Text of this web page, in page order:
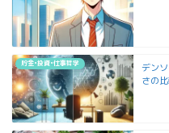
貯金•投資•仕事哲学
デン
さの